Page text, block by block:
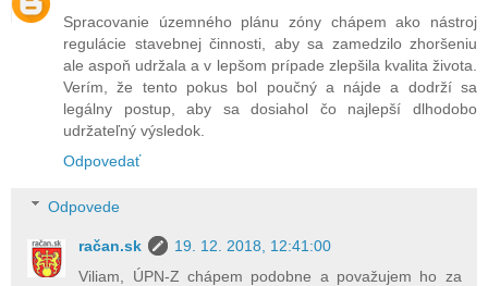
Spracovanie územného plánu zóny chápem ako nástroj
regulácie stavebnej činnosti, aby sa zamedzilo zhoršeniu
ale aspoň udržala a v lepšom prípade zlepšila kvalita života.
Verím, že tento pokus bol poučný a nájde a dodrží sa
legálny postup, aby sa dosiahol čo najlepší dlhodobo
udržateľný výsledok.
Odpovedať
Odpovede
račan.sk
19. 12. 2018, 12:41:00
Viliam, ÚPN-Z chápem podobne a považujem ho za